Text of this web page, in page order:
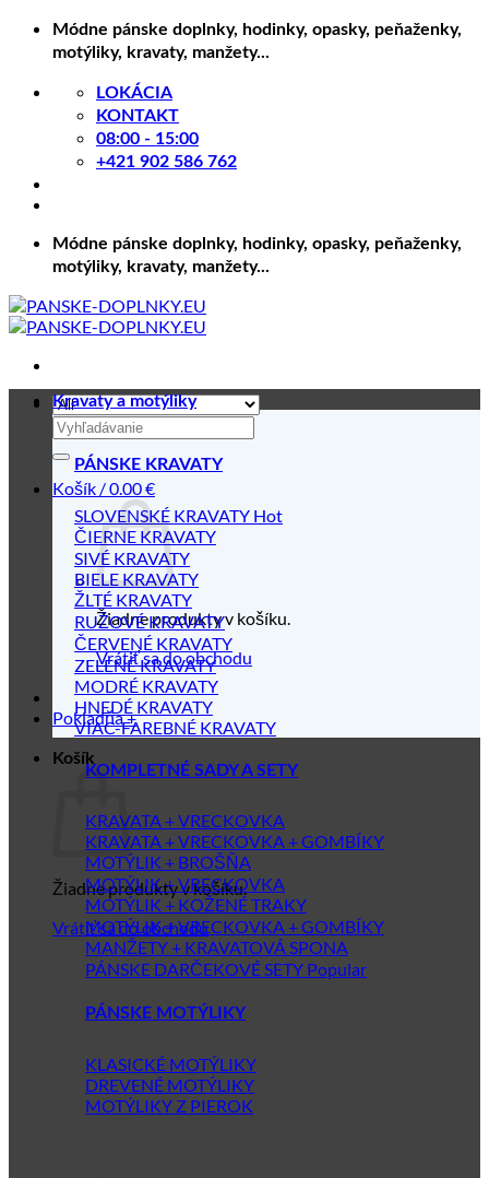
Skip
Módne pánske doplnky, hodinky, opasky, peňaženky,
motýliky, kravaty, manžety...
LOKÁCIA
KONTAKT
08:00 - 15:00
+421 902 586 762
Módne pánske doplnky, hodinky, opasky, peňaženky,
motýliky, kravaty, manžety...
Hľadať:
Košík /0.00€
Žiadne produkty v košíku.
Vrátiť sa do obchodu
Pokladňa+
Košík
Žiadne produkty v košíku.
Vrátiť sa do obchodu
Kravaty a motýliky
PÁNSKE KRAVATY
SLOVENSKÉ KRAVATY
ČIERNE KRAVATY
SIVÉ KRAVATY
BIELE KRAVATY
ŽLTÉ KRAVATY
RUŽOVÉ KRAVATY
ČERVENÉ KRAVATY
ZELENÉ KRAVATY
MODRÉ KRAVATY
HNEDÉ KRAVATY
VIAC-FAREBNÉ KRAVATY
KOMPLETNÉ SADY A SETY
KRAVATA + VRECKOVKA
KRAVATA + VRECKOVKA + GOMBÍKY
MOTÝLIK + BROŠŇA
MOTÝLIK + VRECKOVKA
MOTÝLIK + KOŽENÉ TRAKY
MOTÝLIK + VRECKOVKA + GOMBÍKY
MANŽETY + KRAVATOVÁ SPONA
PÁNSKE DARČEKOVÉ SETY
PÁNSKE MOTÝLIKY
KLASICKÉ MOTÝLIKY
DREVENÉ MOTÝLIKY
MOTÝLIKY Z PIEROK